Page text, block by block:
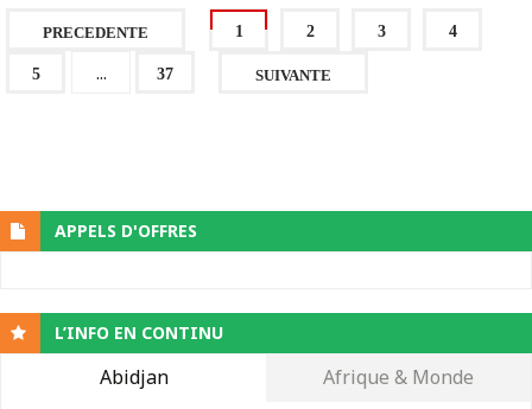
PRECEDENTE 1 2 3 4
5 ... 37 SUIVANTE
APPELS D'OFFRES
L’INFO EN CONTINU
Abidjan Afrique & Monde